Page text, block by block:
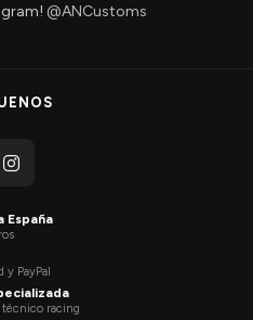
@ANCustoms
España
y PayPal
racing